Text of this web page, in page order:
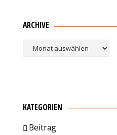
ARCHIVE
Archive
KATEGORIEN
Beitrag